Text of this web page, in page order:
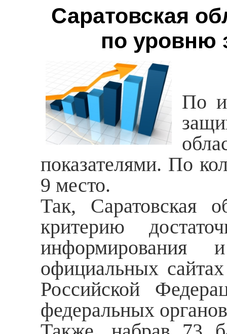
Саратовская
по уровню
По
показателями. По
9 место.
Так, Саратовская
критерию
информирования
официальных
Российской
федеральных